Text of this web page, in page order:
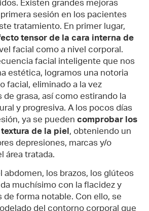
Existen grandes mejoras
sesión en los pacientes
tratamiento. En primer lugar,
tensor de la cara interna de
facial como a nivel corporal.
facial inteligente que nos
estética, logramos una notoria
facial, eliminado a la vez
de grasa, así como estirando la
y progresiva. A los pocos días
ya se puedencomprobar los
de la piel , obteniendo un
depresiones, marcas y/o
área tratada.
abdomen, los brazos, los glúteos
muchísimo con la flacidez y
de forma notable. Con ello, se
del contorno corporal que